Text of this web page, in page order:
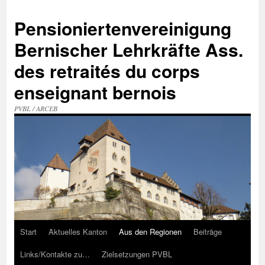
springen
Pensioniertenvereinigung
Bernischer Lehrkräfte Ass.
des retraités du corps
enseignant bernois
PVBL / ARCEB
Start Aktuelles Kanton Aus den Regionen
Beiträge
Links/Kontakte zu…
Zielsetzungen PVBL